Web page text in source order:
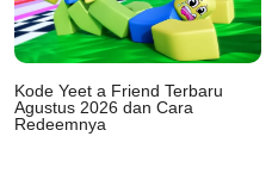
Kode Yeet a Friend Terbaru
Agustus 2026 dan Cara
Redeemnya